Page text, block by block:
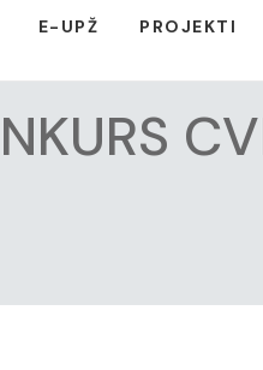
E-UPŽ PROJEKTI